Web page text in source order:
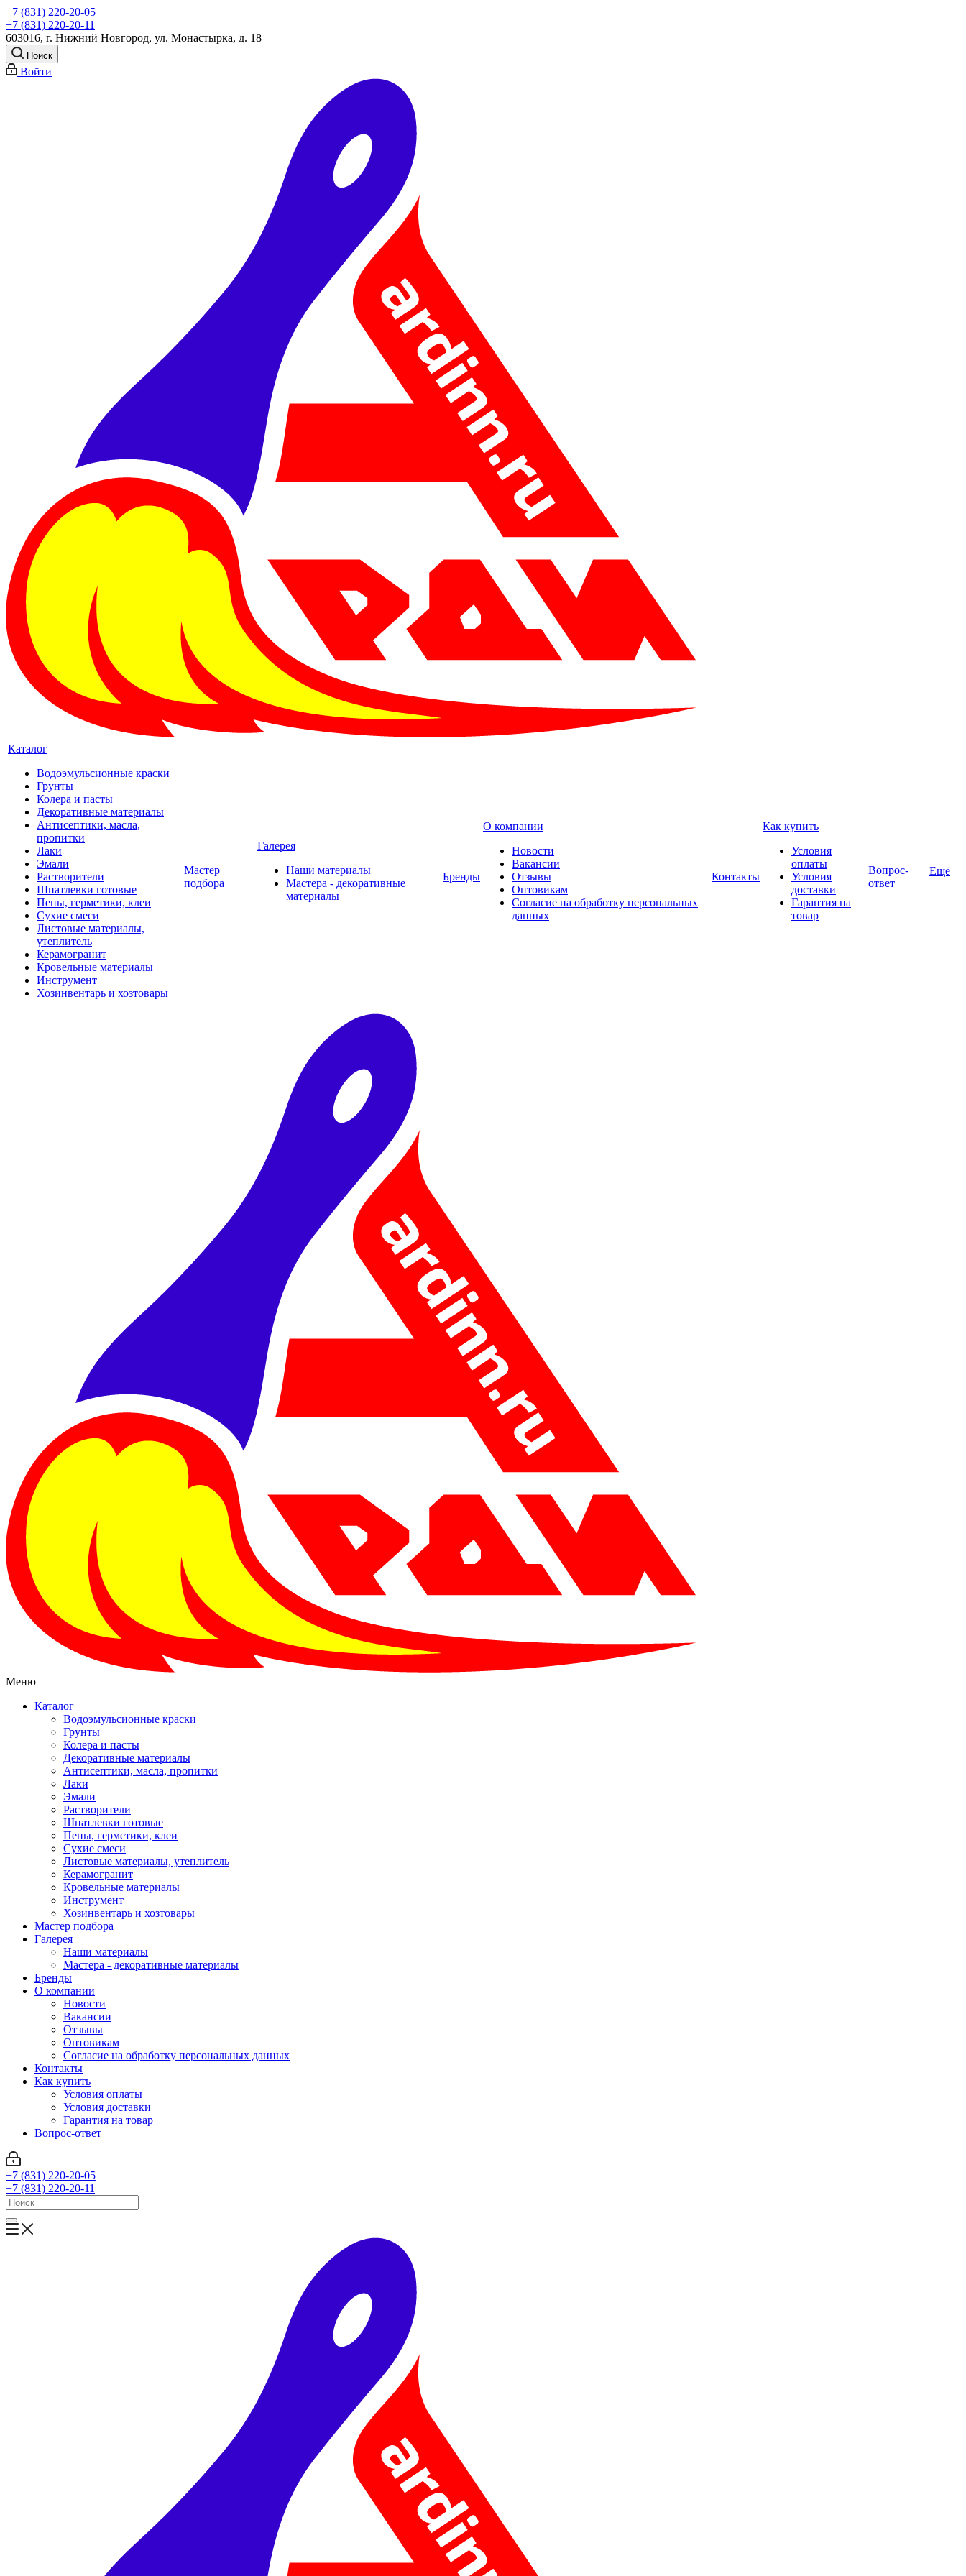
+7 (831) 220-20-05
+7 (831) 220-20-11
603016, г. Нижний Новгород, ул. Монастырка, д. 18
Поиск
Войти
Каталог
Водоэмульсионные краски
Грунты
Колера и пасты
Декоративные материалы
Антисептики, масла,
пропитки
Лаки
Эмали
Растворители
Шпатлевки готовые
Пены, герметики, клеи
Сухие смеси
Листовые материалы,
утеплитель
Керамогранит
Кровельные материалы
Инструмент
Хозинвентарь и хозтовары
Мастер
подбора
Галерея
Наши материалы
Мастера - декоративные
материалы
Бренды
О компании
Новости
Вакансии
Отзывы
Оптовикам
Cогласие на обработку персональных
данных
Контакты
Как купить
Условия
оплаты
Условия
доставки
Гарантия на
товар
Вопрос-
ответ
Ещё
Меню
Каталог
Водоэмульсионные краски
Грунты
Колера и пасты
Декоративные материалы
Антисептики, масла, пропитки
Лаки
Эмали
Растворители
Шпатлевки готовые
Пены, герметики, клеи
Сухие смеси
Листовые материалы, утеплитель
Керамогранит
Кровельные материалы
Инструмент
Хозинвентарь и хозтовары
Мастер подбора
Галерея
Наши материалы
Мастера - декоративные материалы
Бренды
О компании
Новости
Вакансии
Отзывы
Оптовикам
Cогласие на обработку персональных данных
Контакты
Как купить
Условия оплаты
Условия доставки
Гарантия на товар
Вопрос-ответ
+7 (831) 220-20-05
+7 (831) 220-20-11